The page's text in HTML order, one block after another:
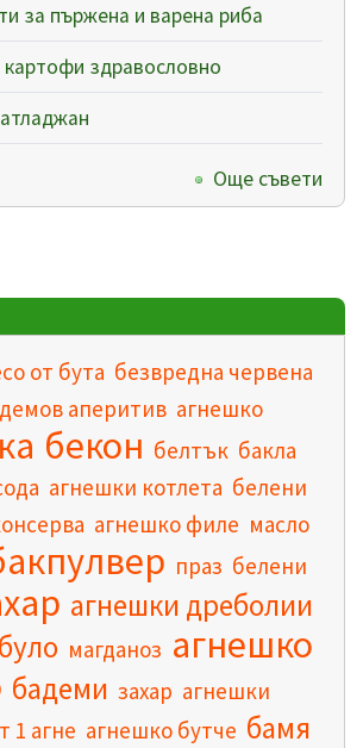
за пържена и варена риба
картофи здравословно
Още съвети
от бута безвредна червена
аперитив агнешко
бекон белтък бакла
агнешки котлета белени
агнешко филе масло
праз белени
агнешки дреболии
магданоз агнешко
бадеми захар агнешки
1 агне агнешко бутче бамя